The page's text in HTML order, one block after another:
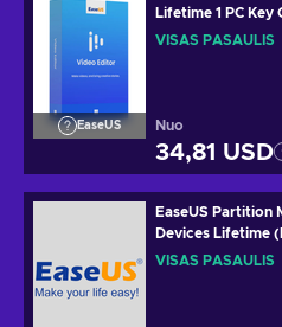
EaseUS
Lifetime 1 PC Key
VISAS PASAULIS
Nuo
34,81 USD
EaseUS Partition
Devices Lifetime
Key GLOBAL
VISAS PASAULIS